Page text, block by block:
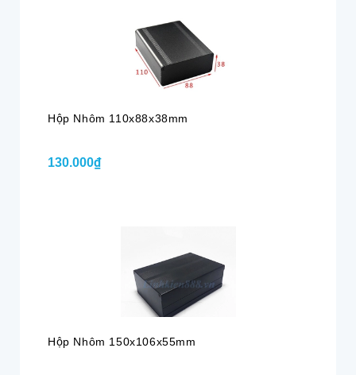
Hộp Nhôm 110x88x38mm
130.000₫
Hộp Nhôm 150x106x55mm